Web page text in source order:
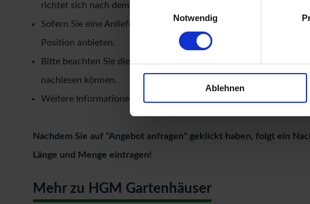
Notwendig
Ablehnen
richtet sich nach dem zeitlichen Aufwand, welchen wir im Vorfeld
Sofern Sie eine Anlieferung der Bohlen wünschen, können wir
Position anbieten.
Bitte beachten Sie die holzspezifischen Eigenschaften, welche
nachlesen können.
Weitere Informationen zum Thema
Nachdem Sie auf "Angebot anfragen" geklickt haben, folgt ein
Länge und Menge eintragen!
Mehr zu HGM Gartenhäuser